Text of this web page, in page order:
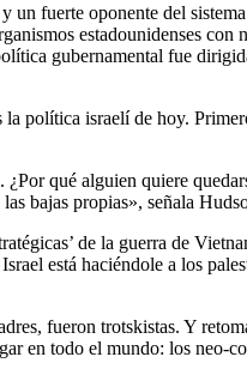
fuerte oponente del
estadounidenses con
gubernamental fue
política israelí de hoy.
qué alguien quiere
bajas propias», señala
de la guerra de
está haciéndole a los
fueron trotskistas. Y
en todo el mundo: los neo-